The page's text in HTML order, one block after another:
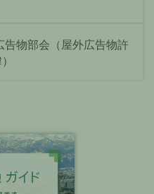
告物部会（屋外広告物許